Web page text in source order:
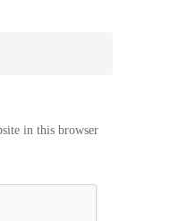
in this browser